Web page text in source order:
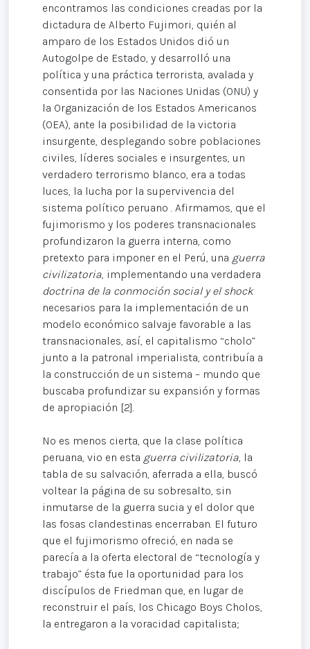
encontramos las condiciones creadas por la
dictadura de Alberto Fujimori, quién al
amparo de los Estados Unidos dió un
Autogolpe de Estado, y desarrolló una
política y una práctica terrorista, avalada y
consentida por las Naciones Unidas (ONU) y
la Organización de los Estados Americanos
(OEA), ante la posibilidad de la victoria
insurgente, desplegando sobre poblaciones
civiles, líderes sociales e insurgentes, un
verdadero terrorismo blanco, era a todas
luces, la lucha por la supervivencia del
sistema político peruano . Afirmamos, que el
fujimorismo y los poderes transnacionales
profundizaron la guerra interna, como
pretexto para imponer en el Perú, una guerra
civilizatoria, implementando una verdadera
doctrina de la conmoción social y el shock
necesarios para la implementación de un
modelo económico salvaje favorable a las
transnacionales, así, el capitalismo “cholo”
junto a la patronal imperialista, contribuía a
la construcción de un sistema – mundo que
buscaba profundizar su expansión y formas
de apropiación [2].
No es menos cierta, que la clase política
peruana, vio en esta guerra civilizatoria, la
tabla de su salvación, aferrada a ella, buscó
voltear la página de su sobresalto, sin
inmutarse de la guerra sucia y el dolor que
las fosas clandestinas encerraban. El futuro
que el fujimorismo ofreció, en nada se
parecía a la oferta electoral de “tecnología y
trabajo” ésta fue la oportunidad para los
discípulos de Friedman que, en lugar de
reconstruir el país, los Chicago Boys Cholos,
la entregaron a la voracidad capitalista;